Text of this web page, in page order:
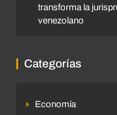
transforma la
venezolano
Categorías
Economía